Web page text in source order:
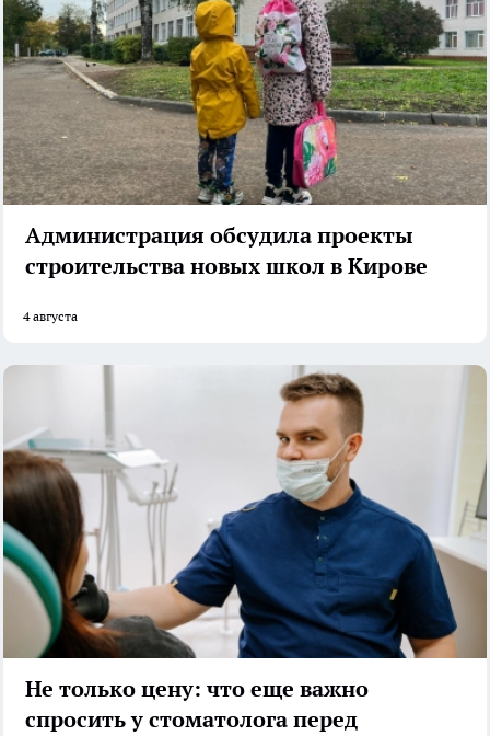
Администрация обсудила проекты
строительства новых школ в Кирове
4 августа
Не только цену: что еще важно
спросить у стоматолога перед